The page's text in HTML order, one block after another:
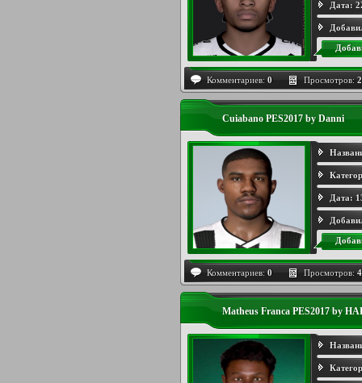
Дата:
Комментариев: 0 Просмотров:
Cuiabano PES2017 by Danni
Дата:
Комментариев: 0 Просмотров:
Matheus Franca PES2017 by